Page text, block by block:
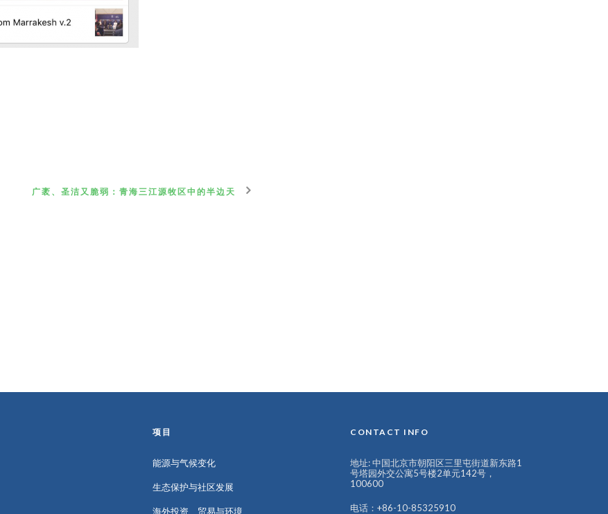
广袤、圣洁又脆弱：青海三江源牧区中的半边天
项目
能源与气候变化
生态保护与社区发展
海外投资、贸易与环境
CONTACT INFO
地址: 中国北京市朝阳区三里屯街道新东路1
号塔园外交公寓5号楼2单元142号，
100600
电话：+86-10-85325910